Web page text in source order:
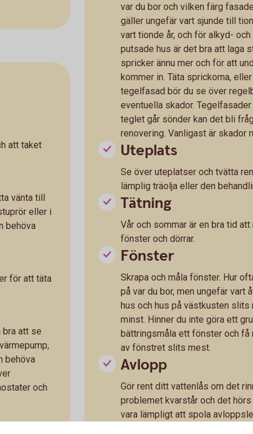
att taket
vänta till
eller i
behöva
för att täta
bra att se
behöva
och
var du bor och vilken färg
gäller ungefär vart sjunde till
vart tionde år, och för alkyd-
putsade hus är det bra att laga
spricker ännu mer och för att
kommer in. Täta sprickorna,
tegelfasad bör du se över
eventuella skador.
teglet går sönder kan det bli
renovering. Vanligast är skador
Uteplats
Se över uteplatser och tvätta
lämplig träolja eller den
Tätning
Vår och sommar är en bra tid
fönster och dörrar.
Fönster
Skrapa och måla fönster. Hur
på var du bor, men ungefär vart
hus och hus på västkusten
minst. Hinner du inte göra ett
bättringsmåla ett fönster och få
av fönstret slits mest.
Avlopp
Gör rent ditt vattenlås om det
problemet kvarstår och det
vara lämpligt att spola